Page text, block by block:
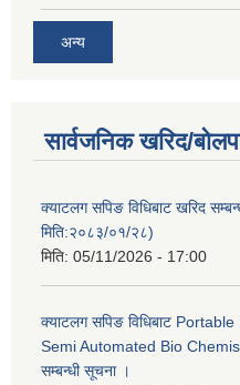
अन्य
सार्वजनिक खरिद/
क्याटलग सपिङ विधिबाट खरिद
मिति:२०८३/०१/२८)
मिति: 05/11/2026 - 17:00
क्याटलग सपिङ विधिबाट
Semi Automated Bio
सम्बन्धी सूचना ।